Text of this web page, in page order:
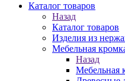
Каталог товаров
Назад
Каталог товаров
Изделия из
Мебельная
Назад
Мебельная